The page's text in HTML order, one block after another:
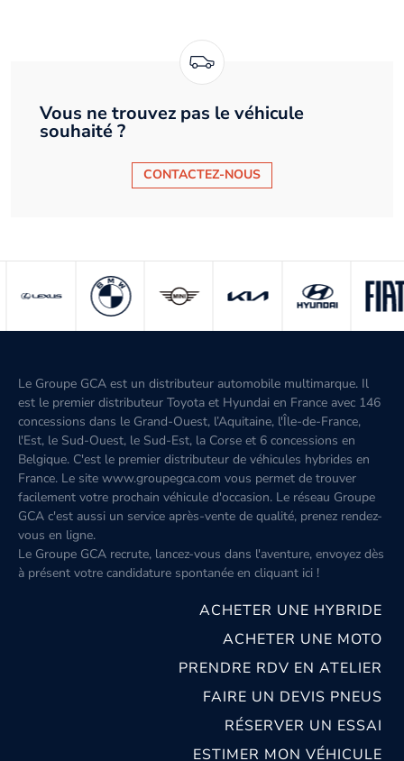
Vous ne trouvez pas le véhicule
souhaité ?
CONTACTEZ-NOUS
Le Groupe GCA est un distributeur automobile multimarque. Il
est le premier distributeur Toyota et Hyundai en France avec 146
concessions dans le Grand-Ouest, l’Aquitaine, l'Île-de-France,
l'Est, le Sud-Ouest, le Sud-Est, la Corse et 6 concessions en
Belgique. C'est le premier distributeur de véhicules hybrides en
France. Le site www.groupegca.com vous permet de trouver
facilement votre prochain véhicule d'occasion. Le réseau Groupe
GCA c'est aussi un service après-vente de qualité, prenez rendez-
vous en ligne.
Le Groupe GCA recrute, lancez-vous dans l'aventure, envoyez dès
à présent votre candidature spontanée en cliquant ici !
ACHETER UNE HYBRIDE
ACHETER UNE MOTO
PRENDRE RDV EN ATELIER
FAIRE UN DEVIS PNEUS
RÉSERVER UN ESSAI
ESTIMER MON VÉHICULE